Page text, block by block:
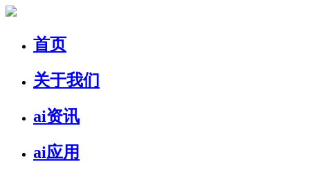
首页
关于我们
ai资讯
ai应用